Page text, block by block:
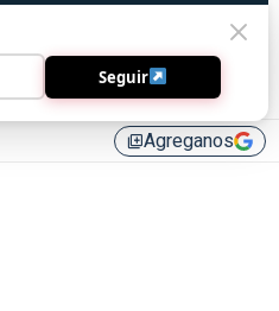
library_addAgreganos
Seguir